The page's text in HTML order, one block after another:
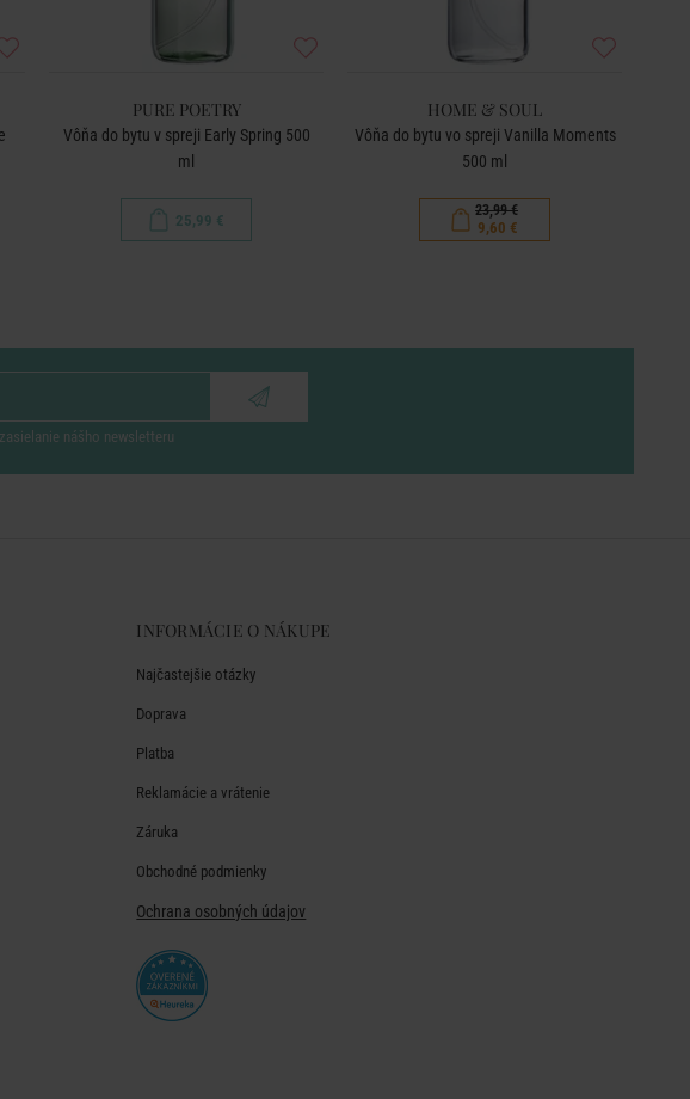
PURE POETRY
Vôňa do bytu v spreji Early Spring 500
ml
25,99 €
HOME & SOUL
Vôňa do bytu vo spreji Vanilla Moments
500 ml
23,99 €
9,60 €
nášho newsletteru
INFORMÁCIE O NÁKUPE
Najčastejšie otázky
Doprava
Platba
Reklamácie a vrátenie
Záruka
Obchodné podmienky
Ochrana osobných údajov